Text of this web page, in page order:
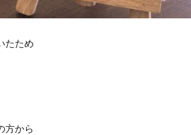
たため
方から